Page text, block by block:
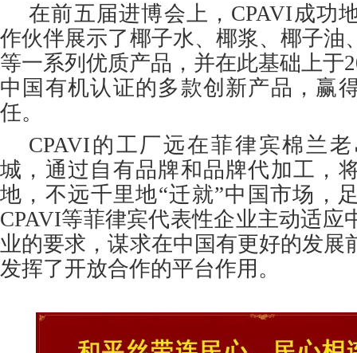
在前五届进博会上，CPAVI成功
作伙伴展示了椰子水、椰浆、椰子油
等一系列优质产品，并在此基础上于
中国有机认证的多款创新产品，赢
任。
CPAVI的工厂远在菲律宾棉兰
城，通过自有品牌和品牌代加工，
地，不远千里地“迁就”中国市场，
CPAVI等菲律宾代表性企业主动适应
业的要求，谋求在中国有更好的发展
发挥了开放合作的平台作用。